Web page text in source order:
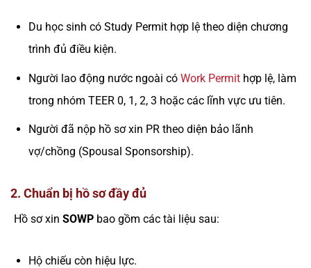
Du học sinh có Study Permit hợp lệ theo diện chương
trình đủ điều kiện.
Người lao động nước ngoài có Work Permithợp lệ, làm
trong nhóm TEER 0, 1, 2, 3 hoặc các lĩnh vực ưu tiên.
Người đã nộp hồ sơ xin PR theo diện bảo lãnh
vợ/chồng (Spousal Sponsorship).
2. Chuẩn bị hồ sơ đầy đủ
Hồ sơ xin SOWP bao gồm các tài liệu sau:
Hộ chiếu còn hiệu lực.